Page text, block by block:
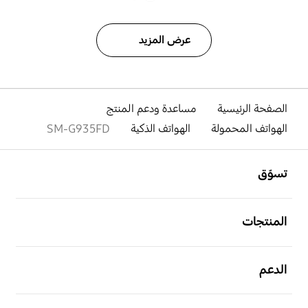
عرض المزيد
الصفحة الرئيسية
مساعدة ودعم المنتج
الهواتف المحمولة
الهواتف الذكية SM-G935FD
تسوّق
المنتجات
الدعم